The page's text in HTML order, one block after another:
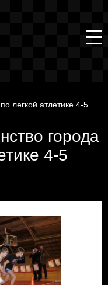
легкой атлетике 4-5
города
4-5